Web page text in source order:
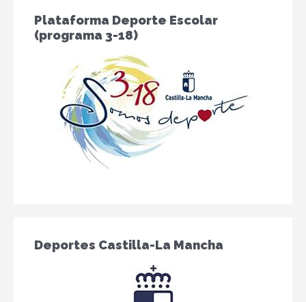
Plataforma Deporte Escolar
(programa 3-18)
Deportes Castilla-La Mancha